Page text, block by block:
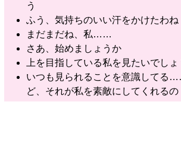
う
ふう、気持ちのいい汗をかけたわね
まだまだね、私……
さあ、始めましょうか
上を目指している私を見たいでしょ
いつも見られることを意識してる
ど、それが私を素敵にしてくれるの